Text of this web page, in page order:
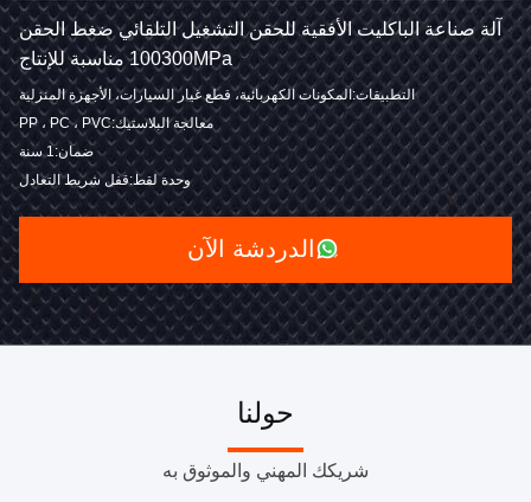
آلة صناعة الباكليت الأفقية للحقن التشغيل التلقائي ضغط الحقن
100300MPa مناسبة للإنتاج
التطبيقات:المكونات الكهربائية، قطع غيار السيارات، الأجهزة المنزلية
معالجة البلاستيك:PP ، PC ، PVC
ضمان:1 سنة
وحدة لقط:قفل شريط التعادل
الدردشة الآن
حولنا
شريكك المهني والموثوق به